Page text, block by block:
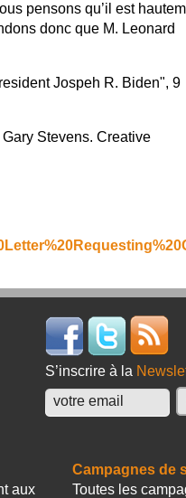
pensons qu’il est
donc que M. Leonard
Jospeh R. Biden", 9
Stevens. Creative
S’inscrire à la
aux
Campagnes de
Toutes les